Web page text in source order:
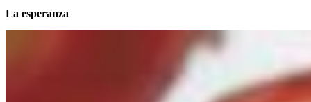
La esperanza